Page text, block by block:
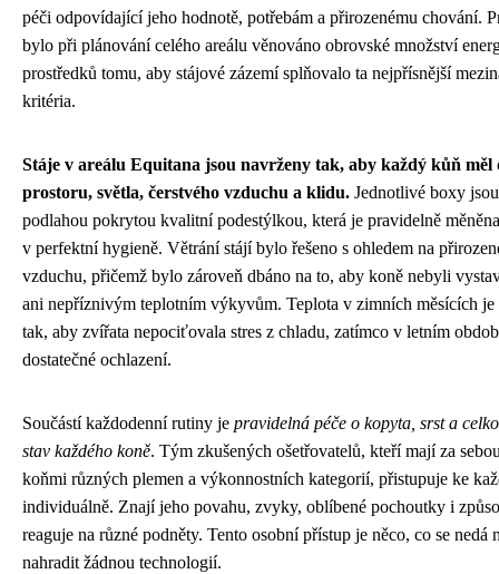
péči odpovídající jeho hodnotě, potřebám a přirozenému chování.
bylo při plánování celého areálu věnováno obrovské množství
prostředků tomu, aby stájové zázemí splňovalo ta nejpřísnější
kritéria.
Stáje v areálu Equitana jsou navrženy tak, aby každý kůň měl
prostoru, světla, čerstvého vzduchu a klidu. Jednotlivé boxy
podlahou pokrytou kvalitní podestýlkou, která je pravidelně
v perfektní hygieně. Větrání stájí bylo řešeno s ohledem na
vzduchu, přičemž bylo zároveň dbáno na to, aby koně nebyli
ani nepříznivým teplotním výkyvům. Teplota v zimních měsících je
tak, aby zvířata nepociťovala stres z chladu, zatímco v letním
dostatečné ochlazení.
Součástí každodenní rutiny je pravidelná péče o kopyta, srst a
stav každého koně. Tým zkušených ošetřovatelů, kteří mají za
koňmi různých plemen a výkonnostních kategorií, přistupuje ke
individuálně. Znají jeho povahu, zvyky, oblíbené pochoutky i
reaguje na různé podněty. Tento osobní přístup je něco, co se nedá
nahradit žádnou technologií.